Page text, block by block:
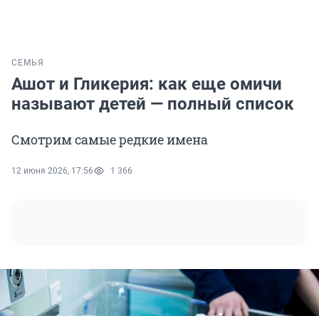
СЕМЬЯ
Ашот и Гликерия: как еще омичи
называют детей — полный список
Смотрим самые редкие имена
12 июня 2026, 17:56 1 366